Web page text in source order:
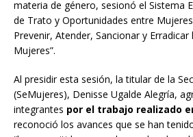
materia de género, sesionó el Sistema
de Trato y Oportunidades entre
Prevenir, Atender, Sancionar y
Mujeres”.
Al presidir esta sesión, la titular de la
(SeMujeres), Denisse Ugalde Alegría,
integrantes por el trabajo realizado
reconoció los avances que se han